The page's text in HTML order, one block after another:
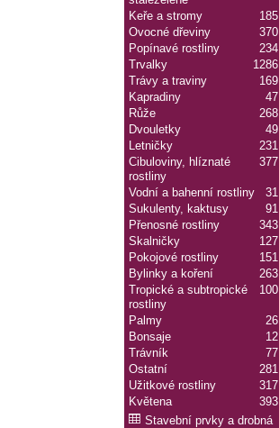
185
Keře a stromy
370
Ovocné dřeviny
234
Popínavé rostliny
1286
Trvalky
169
Trávy a traviny
47
Kapradiny
268
Růže
49
Dvouletky
231
Letničky
377
Cibuloviny, hlíznaté
rostliny
31
Vodní a bahenní rostliny
91
Sukulenty, kaktusy
343
Přenosné rostliny
127
Skalničky
151
Pokojové rostliny
263
Bylinky a koření
100
Tropické a subtropické
rostliny
26
Palmy
12
Bonsaje
77
Trávník
281
Ostatní
317
Užitkové rostliny
393
Květena
Stavební prvky a drobná